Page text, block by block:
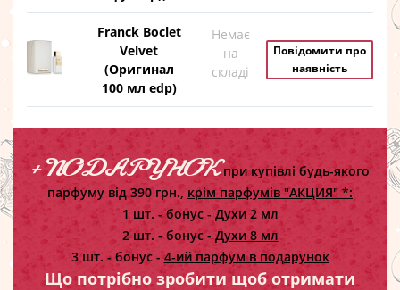
Franck Boclet
Velvet
(Оригинал
100 мл edp)
Немає
на
складі
Повідомити про
наявність
+ ПОДАРУНОКпри купівлі будь-якого
парфуму від 390 грн., крім парфумів "АКЦИЯ" *:
1 шт. - бонус - Духи 2 мл
2 шт. - бонус -Духи 8 мл
3 шт. - бонус -4-ий парфум в подарунок
Що потрібно зробити щоб отримати